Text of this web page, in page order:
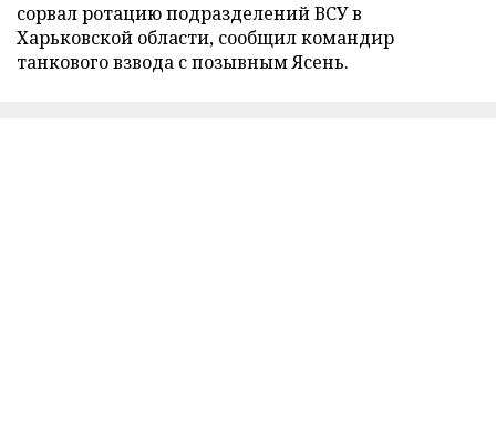
сорвал ротацию подразделений ВСУ в
Харьковской области, сообщил командир
танкового взвода с позывным Ясень.